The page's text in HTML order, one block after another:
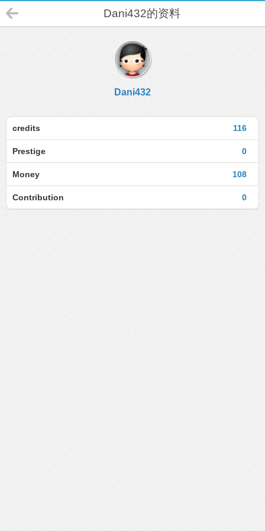
Dani432的资料
Dani432
116
credits
0
Prestige
108
Money
0
Contribution